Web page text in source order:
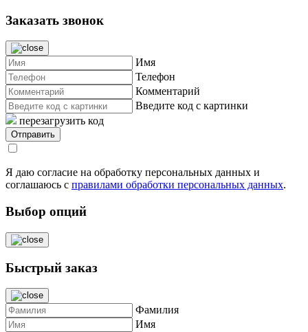
Заказать звонок
Имя
Телефон
Комментарий
Введите код с картинки
перезагрузить код
Я даю согласие на обработку персональных данных и
соглашаюсь с правилами обработки персональных данных.
Выбор опций
Быстрый заказ
Фамилия
Имя